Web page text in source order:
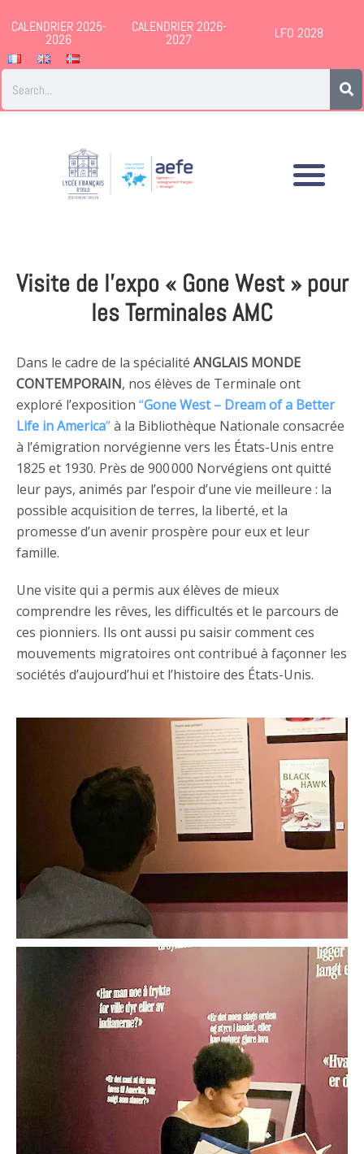
CALENDRIER 2025-
2026
CALENDRIER 2026-
2027 LFO 2028
Visite de l’expo « Gone West » pour
les Terminales AMC
Dans le cadre de la spécialité ANGLAIS MONDE
CONTEMPORAIN, nos élèves de Terminale ont
exploré l’exposition “Gone West – Dream of a Better
Life in America”à la Bibliothèque Nationale consacrée
à l’émigration norvégienne vers les États-Unis entre
1825 et 1930. Près de 900 000 Norvégiens ont quitté
leur pays, animés par l’espoir d’une vie meilleure : la
possible acquisition de terres, la liberté, et la
promesse d’un avenir prospère pour eux et leur
famille.
Une visite qui a permis aux élèves de mieux
comprendre les rêves, les difficultés et le parcours de
ces pionniers. Ils ont aussi pu saisir comment ces
mouvements migratoires ont contribué à façonner les
sociétés d’aujourd’hui et l’histoire des États-Unis.